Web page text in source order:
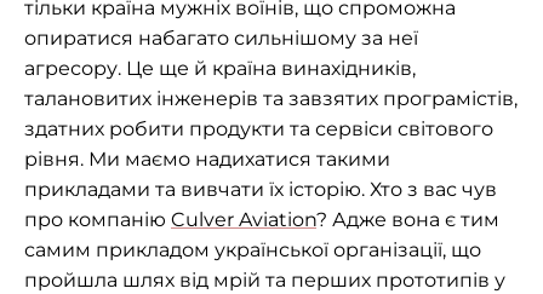
тільки країна мужніх воїнів, що спроможна
опиратися набагато сильнішому за неї
агресору. Це ще й країна винахідників,
талановитих інженерів та завзятих програмістів,
здатних робити продукти та сервіси світового
рівня. Ми маємо надихатися такими
прикладами та вивчати їх історію. Хто з вас чув
про компанію Culver Aviation? Адже вона є тим
самим прикладом української організації, що
пройшла шлях від мрій та перших прототипів у